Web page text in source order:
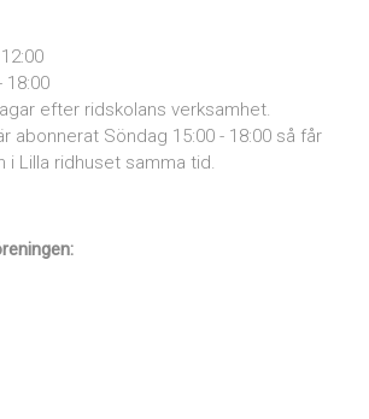
18:00
efter ridskolans verksamhet.
abonnerat Söndag 15:00 - 18:00 så får
i Lilla ridhuset samma tid.